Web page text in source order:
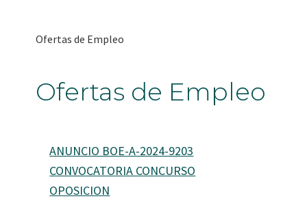
Ofertas de Empleo
Ofertas de Empleo
ANUNCIO BOE-A-2024-9203
CONVOCATORIA CONCURSO
OPOSICION